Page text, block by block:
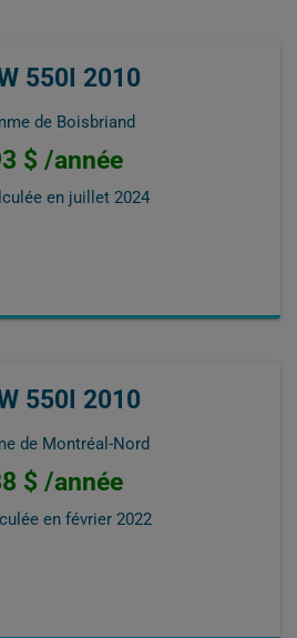
550I 2010
de Boisbriand
$ /année
en juillet 2024
550I 2010
de Montréal-Nord
$ /année
en février 2022